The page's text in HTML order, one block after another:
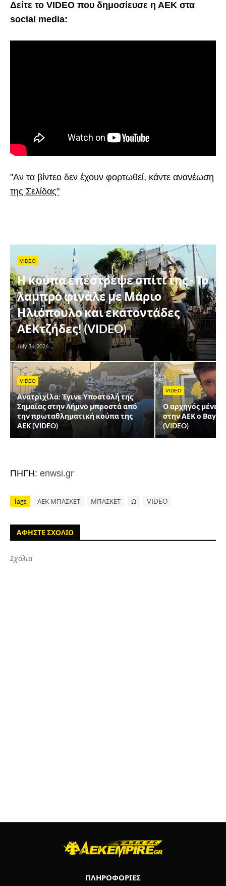
Δείτε το VIDEO που δημοσίευσε η ΑΕΚ στα
social media:
"Αν τα βίντεο δεν έχουν φορτωθεί, κάντε ανανέωση
της Σελίδας"
VIDEO
Η κούπα επέστρεψε σπίτι της - Το
λαμπρό φινάλε με Μάριο
Ηλιόπουλο και εκατοντάδες
ΑΕΚτζήδες! (VIDEO)
July 31, 2026
VIDEO
Ανατριχίλα: Έγινε Υποστολή της
Σημαίας στην Λήμνο μπροστά από
την πρωταθληματική κούπα της
ΑΕΚ (VIDEO)
VIDEO
Ο αρχηγός μένει
στην ΑΕΚ ο
(VIDEO)
ΠΗΓΗ: enwsi.gr
Tags ΑΕΚ ΜΠΑΣΚΕΤ ΜΠΑΣΚΕΤ Ω VIDEO
ΑΦΗΣΤΕ ΣΧΟΛΙΟ
Σχόλια
ΠΛΗΡΟΦΟΡΙΕΣ